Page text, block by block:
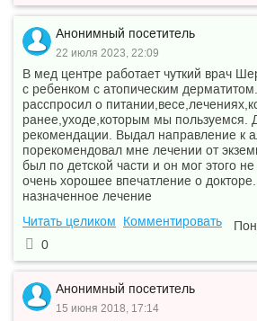
Анонимный посетитель
22 июля 2023, 22:09
В мед центре работает чуткий врач
с ребенком с атопическим
расспросил о
ранее,уходе,которым мы пользуемся.
рекомендации. Выдал направление к
порекомендовал мне лечении от
был по детской части и он мог этого
очень хорошее впечатление о
назначенное лечение
Читать целиком
Комментировать
0
Анонимный посетитель
15 июня 2018, 17:14